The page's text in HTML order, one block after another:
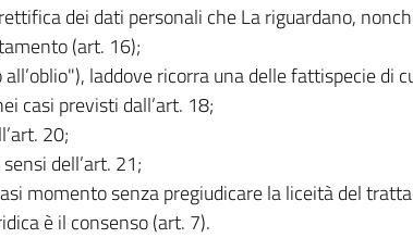
dei dati personali che La riguardano,
(art. 16);
laddove ricorra una delle fattispecie di
casi previsti dall’art. 18;
20;
dell’art. 21;
momento senza pregiudicare la liceità del
è il consenso (art. 7).